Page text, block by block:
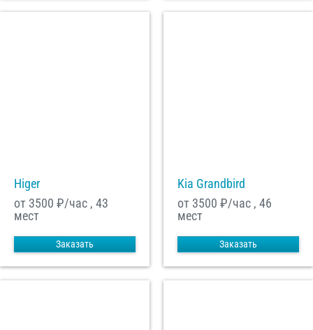
Higer
от 3500 ₽/час , 43
мест
Заказать
Kia Grandbird
от 3500 ₽/час , 46
мест
Заказать